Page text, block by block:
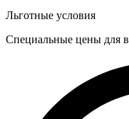
Льготные условия
Специальные цены для